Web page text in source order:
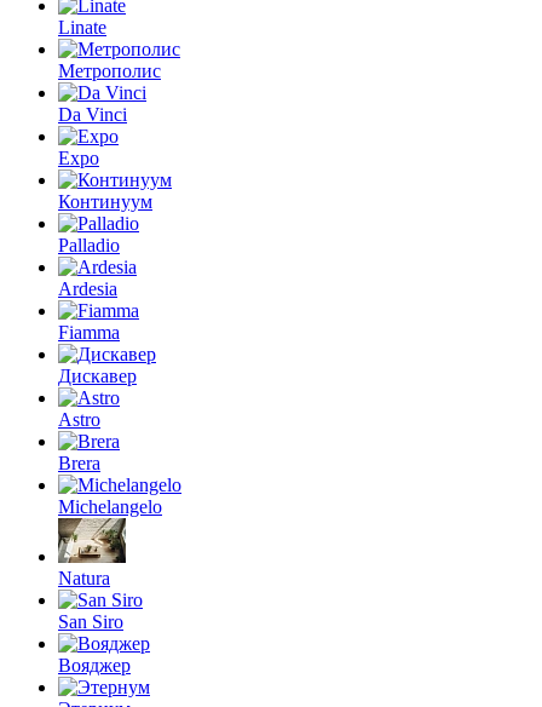
Linate
Метрополис
Da Vinci
Expo
Континуум
Palladio
Ardesia
Fiamma
Дискавер
Astro
Brera
Michelangelo
Natura
San Siro
Вояджер